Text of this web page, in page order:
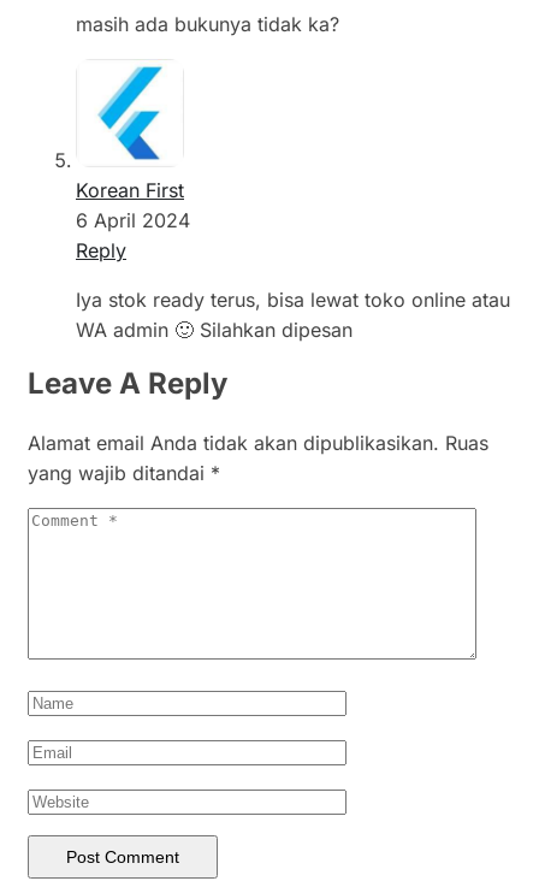
masih ada bukunya tidak ka?
Korean First
6 April 2024
Reply
Iya stok ready terus, bisa lewat toko online atau
WA admin 🙂 Silahkan dipesan
Leave A Reply
Alamat email Anda tidak akan dipublikasikan. Ruas
yang wajib ditandai *